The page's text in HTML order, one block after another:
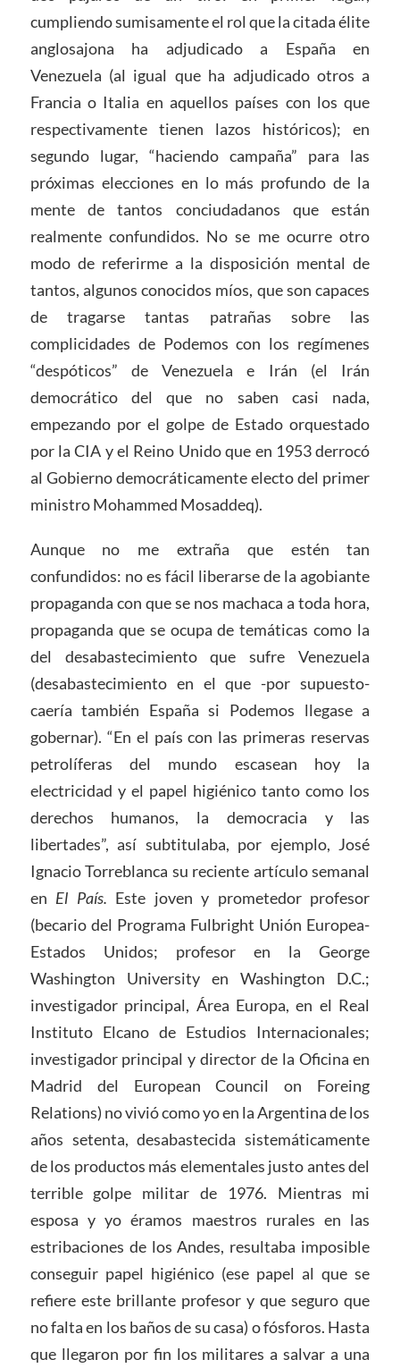
cumpliendo sumisamente el rol que la citada élite
anglosajona ha adjudicado a España en
Venezuela (al igual que ha adjudicado otros a
Francia o Italia en aquellos países con los que
respectivamente tienen lazos históricos); en
segundo lugar, “haciendo campaña” para las
próximas elecciones en lo más profundo de la
mente de tantos conciudadanos que están
realmente confundidos. No se me ocurre otro
modo de referirme a la disposición mental de
tantos, algunos conocidos míos, que son capaces
de tragarse tantas patrañas sobre las
complicidades de Podemos con los regímenes
“despóticos” de Venezuela e Irán (el Irán
democrático del que no saben casi nada,
empezando por el golpe de Estado orquestado
por la CIA y el Reino Unido que en 1953 derrocó
al Gobierno democráticamente electo del primer
ministro Mohammed Mosaddeq).
Aunque no me extraña que estén tan
confundidos: no es fácil liberarse de la agobiante
propaganda con que se nos machaca a toda hora,
propaganda que se ocupa de temáticas como la
del desabastecimiento que sufre Venezuela
(desabastecimiento en el que -por supuesto-
caería también España si Podemos llegase a
gobernar). “En el país con las primeras reservas
petrolíferas del mundo escasean hoy la
electricidad y el papel higiénico tanto como los
derechos humanos, la democracia y las
libertades”, así subtitulaba, por ejemplo, José
Ignacio Torreblanca su reciente artículo semanal
en El País. Este joven y prometedor profesor
(becario del Programa Fulbright Unión Europea-
Estados Unidos; profesor en la George
Washington University en Washington D.C.;
investigador principal, Área Europa, en el Real
Instituto Elcano de Estudios Internacionales;
investigador principal y director de la Oficina en
Madrid del European Council on Foreing
Relations) no vivió como yo en la Argentina de los
años setenta, desabastecida sistemáticamente
de los productos más elementales justo antes del
terrible golpe militar de 1976. Mientras mi
esposa y yo éramos maestros rurales en las
estribaciones de los Andes, resultaba imposible
conseguir papel higiénico (ese papel al que se
refiere este brillante profesor y que seguro que
no falta en los baños de su casa) o fósforos. Hasta
que llegaron por fin los militares a salvar a una